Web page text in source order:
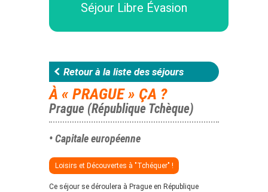
Séjour Libre Évasion
Retour à la liste des séjours
À « PRAGUE » ÇA ?
Prague (République Tchèque)
• Capitale européenne
Loisirs et Découvertes à "Tchéquer" !
Ce séjour se déroulera à Prague en République